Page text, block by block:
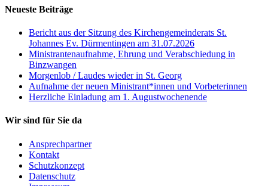
Neueste Beiträge
Bericht aus der Sitzung des Kirchengemeinderats St.
Johannes Ev. Dürmentingen am 31.07.2026
Ministrantenaufnahme, Ehrung und Verabschiedung in
Binzwangen
Morgenlob / Laudes wieder in St. Georg
Aufnahme der neuen Ministrant*innen und Vorbeterinnen
Herzliche Einladung am 1. Augustwochenende
Wir sind für Sie da
Ansprechpartner
Kontakt
Schutzkonzept
Datenschutz